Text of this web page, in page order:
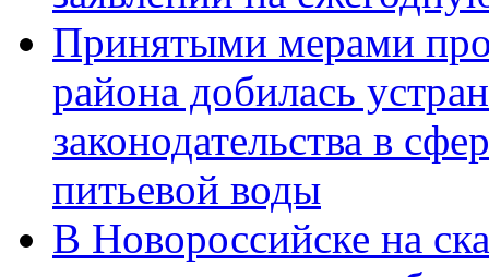
Принятыми мерами
района добилась
законодательства в
питьевой воды
В Новороссийске на